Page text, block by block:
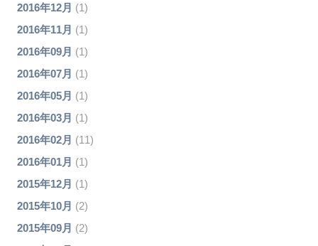
2016年12月 (1)
2016年11月 (1)
2016年09月 (1)
2016年07月 (1)
2016年05月 (1)
2016年03月 (1)
2016年02月 (11)
2016年01月 (1)
2015年12月 (1)
2015年10月 (2)
2015年09月 (2)